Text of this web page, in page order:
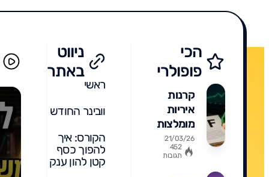
הכי
פופולרי
קרנות
איריות
מומלצות
2026:
המדריך
21/03/26
452
תגובות
ניווט
באתר
ראשי
וובינר החודש
הקורס: איך
להפוך כסף
קטן להון ענק